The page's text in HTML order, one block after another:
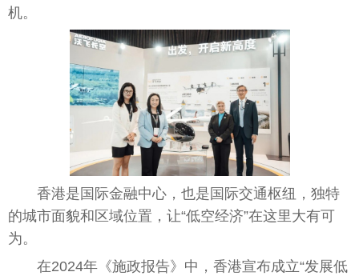
机。
香港是国际金融中心，也是国际交通枢纽，独特
的城市面貌和区域位置，让“低空经济”在这里大有可
为。
在2024年《施政报告》中， 香港宣布成立“发展低